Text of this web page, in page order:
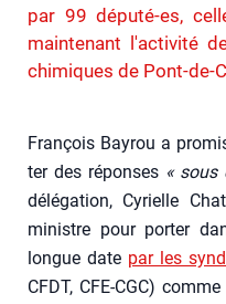
par 99 député-es,
maintenant l'activité
chimiques de Pont-de-
Fran­çois Bay­rou a
ter des réponses « sous
délé­ga­tion, Cyrielle
ministre pour por­ter
longue date par les
CFDT, CFE-CGC) comme